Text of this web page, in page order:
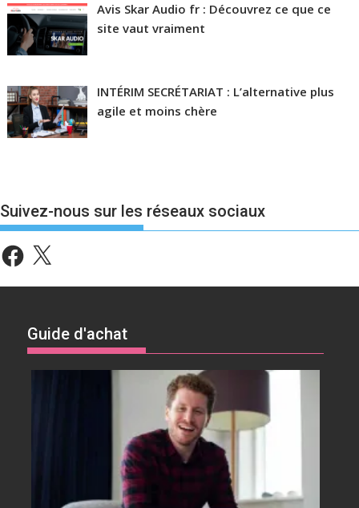
Avis Skar Audio fr : Découvrez ce que ce
site vaut vraiment
INTÉRIM SECRÉTARIAT : L’alternative plus
agile et moins chère
Suivez-nous sur les réseaux sociaux
Facebook
X
Guide d'achat